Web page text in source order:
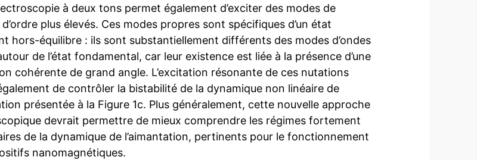
à deux tons permet également d’exciter des modes de
plus élevés. Ces modes propres sont spécifiques d’un état
hors-équilibre : ils sont substantiellement différents des modes d’ondes
de l’état fondamental, car leur existence est liée à la présence d’une
cohérente de grand angle. L’excitation résonante de ces nutations
de contrôler la bistabilité de la dynamique non linéaire de
présentée à la Figure 1c. Plus généralement, cette nouvelle approche
devrait permettre de mieux comprendre les régimes fortement
de la dynamique de l’aimantation, pertinents pour le fonctionnement
nanomagnétiques.